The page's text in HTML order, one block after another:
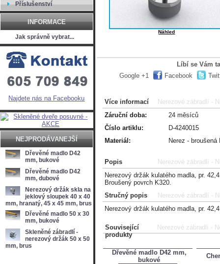
Příslušenství
INFORMACE
Jak správně vybrat...
Najdete nás na Facebooku
NEJPRODÁVANEJŠÍ
Dřevěné madlo D42
mm, bukové
Dřevěné madlo D42
mm, dubové
Nerezový držák skla na
jeklový sloupek 40 x 40
mm, hranatý, 45 x 45 mm, brus
Dřevěné madlo 50 x 30
mm, bukové
Skleněné zábradlí -
nerezový držák 50 x 50
mm, brus
Náhled
Líbí se Vám
Google +1
Facebook
Nerezové zábradlí -
Více informací
Záruční doba:
24 měsíců
Číslo artiklu:
D-4240015
Materiál:
Nerez - broušená
Nerezové zábradlí -
Popis
Nerezový držák kulatého madla, pr.
Broušený povrch K320.
Nerezové zábradlí -
Stručný popis
Nerezový držák kulatého madla, pr.
Nerezové zábradlí -
Související
produkty
Dřevěné madlo D42 mm,
bukové